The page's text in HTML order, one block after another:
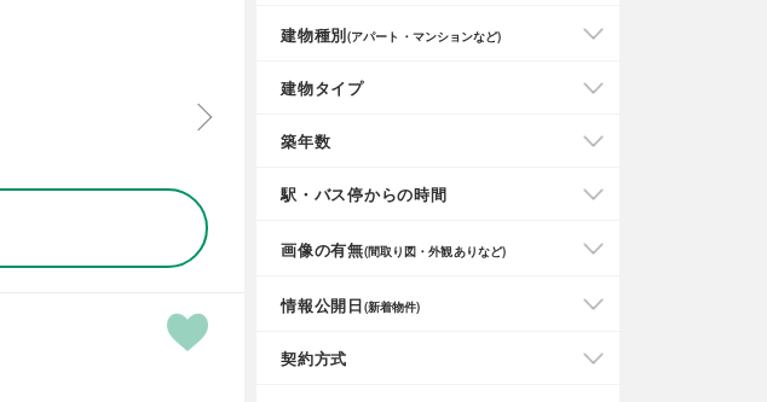
建物種別(アパート・マンションなど)
建物タイプ
築年数
駅・バス停からの時間
画像の有無(間取り図・外観ありなど)
情報公開日(新着物件)
契約方式